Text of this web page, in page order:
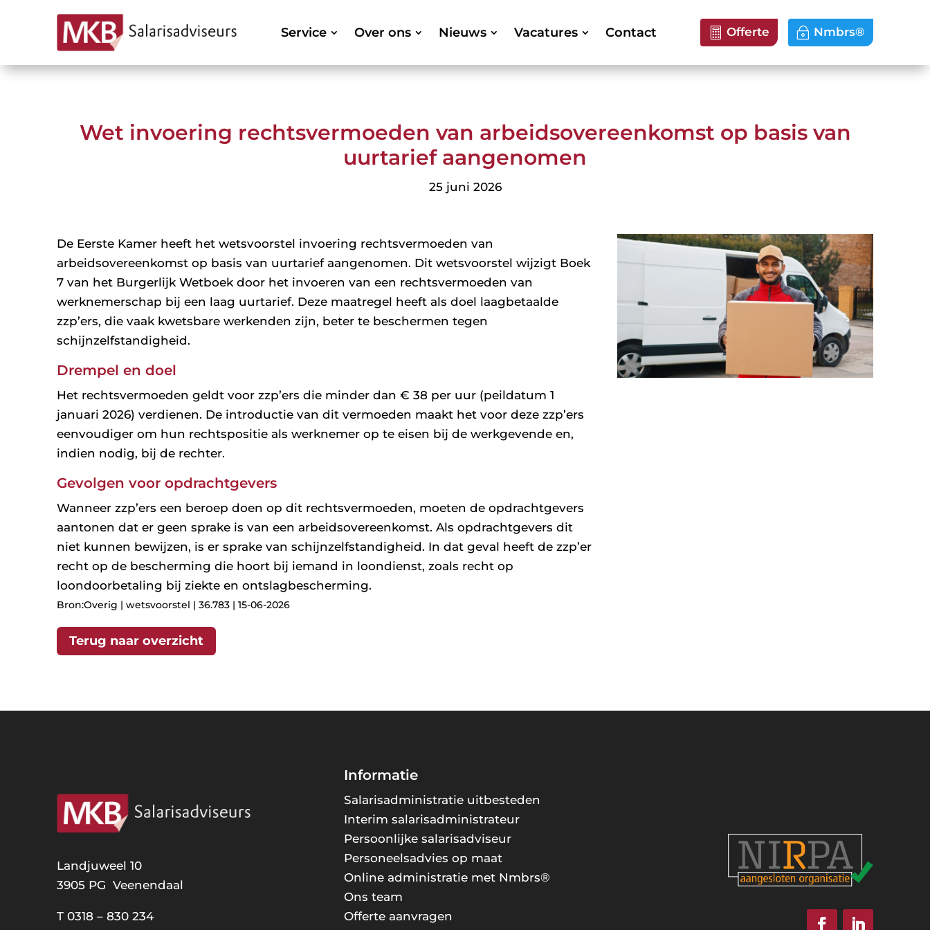
Service Over ons Nieuws Vacatures Contact Offerte Nmbrs®
Wet invoering rechtsvermoeden van arbeidsovereenkomst op basis van
uurtarief aangenomen
25 juni 2026
De Eerste Kamer heeft het wetsvoorstel invoering rechtsvermoeden van
arbeidsovereenkomst op basis van uurtarief aangenomen. Dit wetsvoorstel wijzigt Boek
7 van het Burgerlijk Wetboek door het invoeren van een rechtsvermoeden van
werknemerschap bij een laag uurtarief. Deze maatregel heeft als doel laagbetaalde
zzp’ers, die vaak kwetsbare werkenden zijn, beter te beschermen tegen
schijnzelfstandigheid.
Drempel en doel
Het rechtsvermoeden geldt voor zzp’ers die minder dan € 38 per uur (peildatum 1
januari 2026) verdienen. De introductie van dit vermoeden maakt het voor deze zzp’ers
eenvoudiger om hun rechtspositie als werknemer op te eisen bij de werkgevende en,
indien nodig, bij de rechter.
Gevolgen voor opdrachtgevers
Wanneer zzp’ers een beroep doen op dit rechtsvermoeden, moeten de opdrachtgevers
aantonen dat er geen sprake is van een arbeidsovereenkomst. Als opdrachtgevers dit
niet kunnen bewijzen, is er sprake van schijnzelfstandigheid. In dat geval heeft de zzp’er
recht op de bescherming die hoort bij iemand in loondienst, zoals recht op
loondoorbetaling bij ziekte en ontslagbescherming.
Bron:Overig | wetsvoorstel | 36.783 | 15-06-2026
Terug naar overzicht
Landjuweel 10
3905 PG Veenendaal
T 0318 – 830 234
Informatie
Salarisadministratie uitbesteden
Interim salarisadministrateur
Persoonlijke salarisadviseur
Personeelsadvies op maat
Online administratie met Nmbrs®
Ons team
Offerte aanvragen